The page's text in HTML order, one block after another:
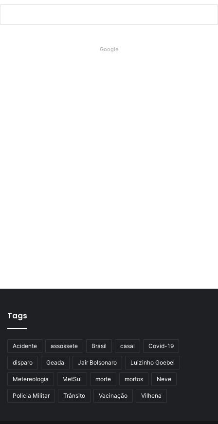
Google
Tags
Acidente assossete Brasil casal Covid-19
disparo Geada Jair Bolsonaro Luizinho Goebel
Metereologia MetSul morte mortos Neve
Policia Militar Trânsito Vacinação Vilhena